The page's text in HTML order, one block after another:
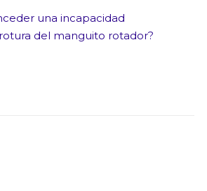
una incapacidad
del manguito rotador?